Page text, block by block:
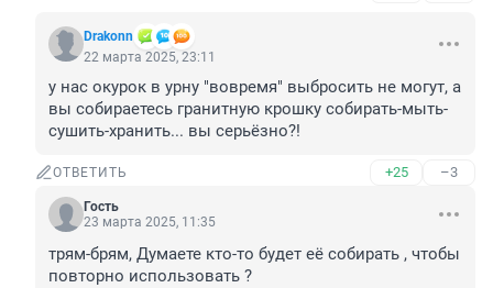
Drakonn
22 марта 2025, 23:11
у нас окурок в урну "вовремя" выбросить не могут, а
вы собираетесь гранитную крошку собирать-мыть-
сушить-хранить... вы серьёзно?!
ОТВЕТИТЬ +25 –3
Гость
23 марта 2025, 11:35
трям-брям, Думаете кто-то будет её собирать , чтобы
повторно использовать ?